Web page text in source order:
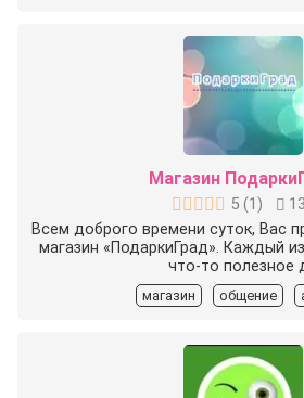
Магазин
5 (1 )
Всем доброго времени суток, Вас
магазин «ПодаркиГрад». Каждый
что-то полезное
магазин общение